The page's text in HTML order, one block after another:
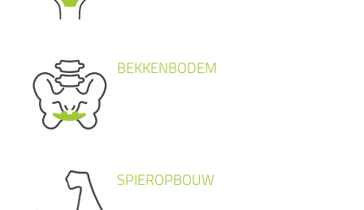
BEKKENBODEM
SPIEROPBOUW